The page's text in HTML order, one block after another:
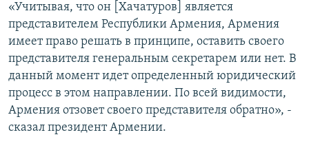
«Учитывая, что он [Хачатуров] является
представителем Республики Армения, Армения
имеет право решать в принципе, оставить своего
представителя генеральным секретарем или нет. В
данный момент идет определенный юридический
процесс в этом направлении. По всей видимости,
Армения отзовет своего представителя обратно», -
сказал президент Армении.